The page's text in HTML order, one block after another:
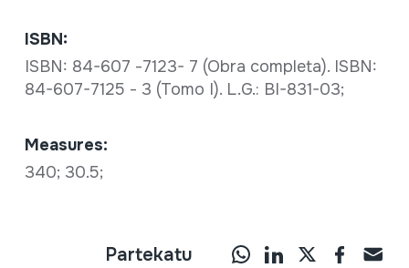
ISBN:
ISBN: 84-607 -7123- 7 (Obra completa). ISBN:
84-607-7125 - 3 (Tomo I). L.G.: BI-831-03;
Measures:
340; 30.5;
Partekatu